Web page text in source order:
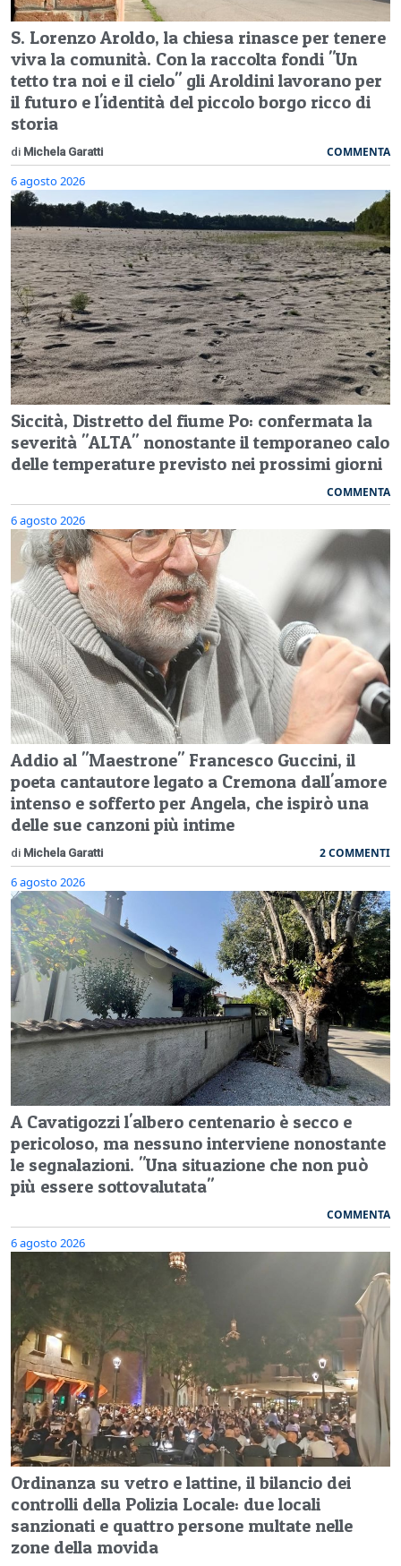
S. Lorenzo Aroldo, la chiesa rinasce per tenere
viva la comunità. Con la raccolta fondi "Un
tetto tra noi e il cielo" gli Aroldini lavorano per
il futuro e l'identità del piccolo borgo ricco di
storia
di Michela Garatti COMMENTA
6 agosto 2026
Siccità, Distretto del fiume Po: confermata la
severità "ALTA" nonostante il temporaneo calo
delle temperature previsto nei prossimi giorni
COMMENTA
6 agosto 2026
Addio al "Maestrone" Francesco Guccini, il
poeta cantautore legato a Cremona dall'amore
intenso e sofferto per Angela, che ispirò una
delle sue canzoni più intime
di Michela Garatti 2 COMMENTI
6 agosto 2026
A Cavatigozzi l'albero centenario è secco e
pericoloso, ma nessuno interviene nonostante
le segnalazioni. "Una situazione che non può
più essere sottovalutata"
COMMENTA
6 agosto 2026
Ordinanza su vetro e lattine, il bilancio dei
controlli della Polizia Locale: due locali
sanzionati e quattro persone multate nelle
zone della movida